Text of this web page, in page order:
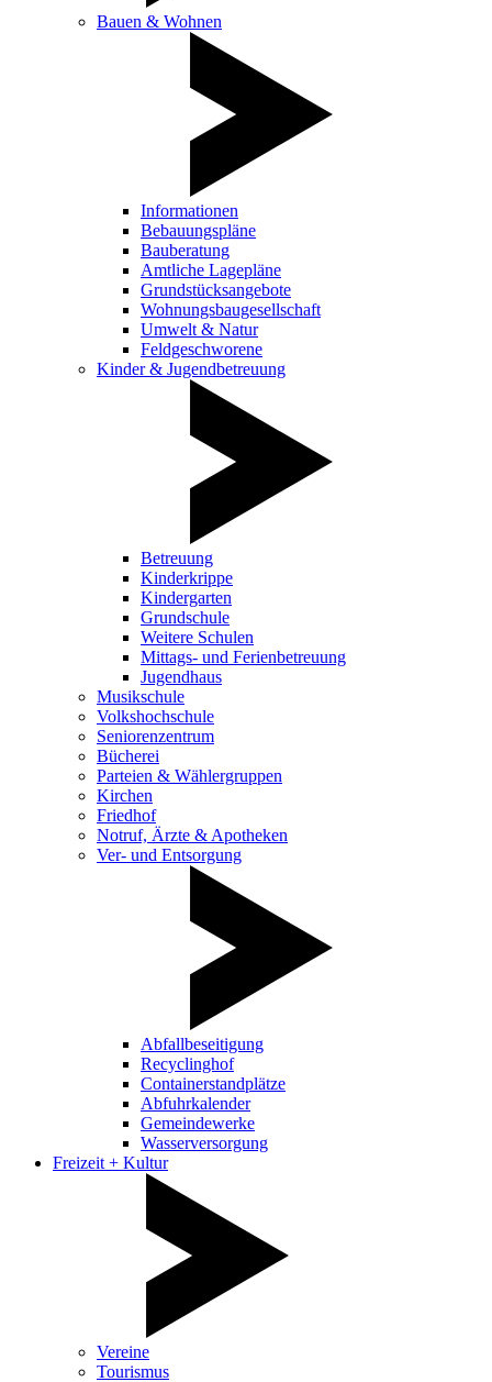
Bauen & Wohnen
Informationen
Bebauungspläne
Bauberatung
Amtliche Lagepläne
Grundstücksangebote
Wohnungsbaugesellschaft
Umwelt & Natur
Feldgeschworene
Kinder & Jugendbetreuung
Betreuung
Kinderkrippe
Kindergarten
Grundschule
Weitere Schulen
Mittags- und Ferienbetreuung
Jugendhaus
Musikschule
Volkshochschule
Seniorenzentrum
Bücherei
Parteien & Wählergruppen
Kirchen
Friedhof
Notruf, Ärzte & Apotheken
Ver- und Entsorgung
Abfallbeseitigung
Recyclinghof
Containerstandplätze
Abfuhrkalender
Gemeindewerke
Wasserversorgung
Freizeit + Kultur
Vereine
Tourismus